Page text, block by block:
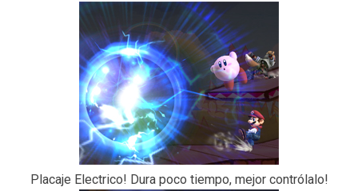
Placaje Electrico! Dura poco tiempo, mejor contrólalo!